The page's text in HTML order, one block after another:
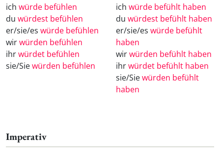
ich würde befühlen
du würdest befühlen
er/sie/es würde befühlen
wirwürden befühlen
ihrwürdet befühlen
sie/Siewürden befühlen
ich würde befühlt haben
du würdest befühlt haben
er/sie/es würde befühlt
haben
wirwürden befühlt haben
ihrwürdet befühlt haben
sie/Siewürden befühlt
haben
Imperativ